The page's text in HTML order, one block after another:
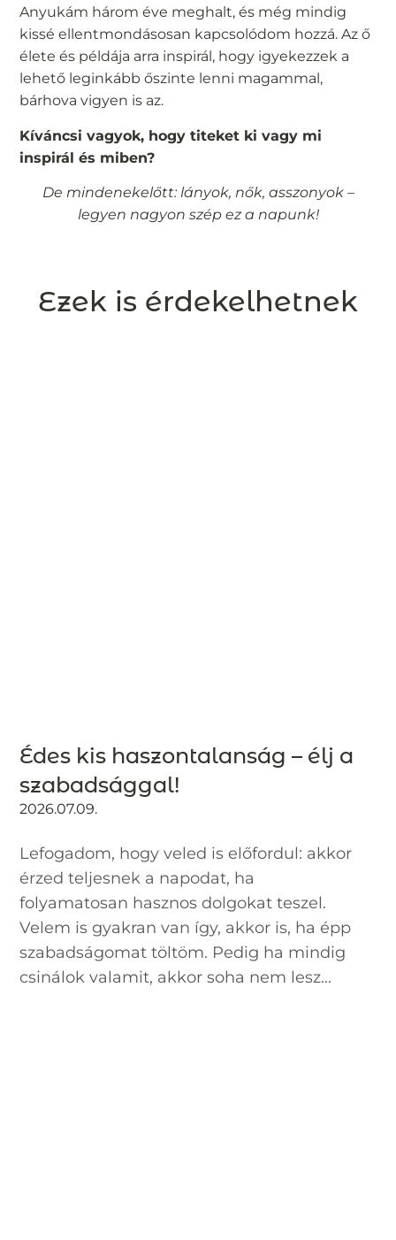
Anyukám három éve meghalt, és még mindig
kissé ellentmondásosan kapcsolódom hozzá. Az ő
élete és példája arra inspirál, hogy igyekezzek a
lehető leginkább őszinte lenni magammal,
bárhova vigyen is az.
Kíváncsi vagyok, hogy titeket ki vagy mi
inspirál és miben?
De mindenekelőtt: lányok, nők, asszonyok –
legyen nagyon szép ez a napunk!
Ezek is érdekelhetnek
Édes kis haszontalanság – élj a
szabadsággal!
2026.07.09.
Lefogadom, hogy veled is előfordul: akkor
érzed teljesnek a napodat, ha
folyamatosan hasznos dolgokat teszel.
Velem is gyakran van így, akkor is, ha épp
szabadságomat töltöm. Pedig ha mindig
csinálok valamit, akkor soha nem lesz...